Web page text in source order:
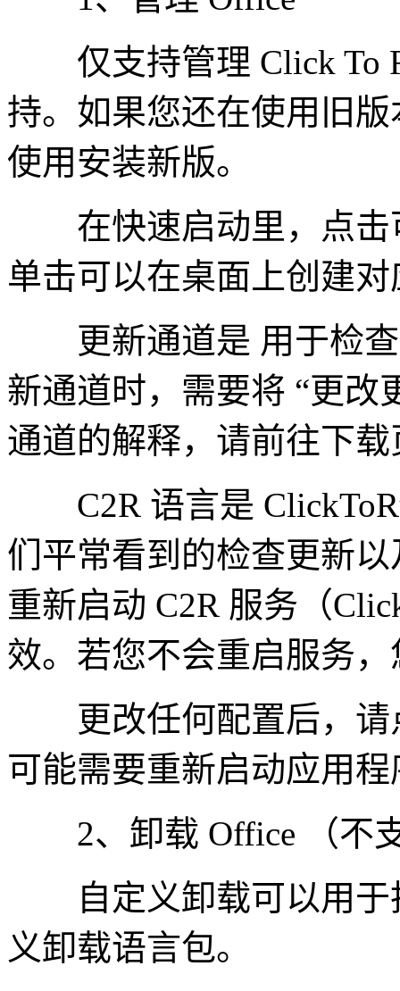
仅支持管理 Click To
持。如果您还在使用旧
使用安装新版。
在快速启动里，点击
单击可以在桌面上创建
更新通道是 用于检查
新通道时，需要将 “更改
通道的解释，请前往下
C2R 语言是
们平常看到的检查更新
重新启动 C2R 服务（
效。若您不会重启服务
更改任何配置后，请
可能需要重新启动应用
2、卸载 Office （不
自定义卸载可以用于
义卸载语言包。